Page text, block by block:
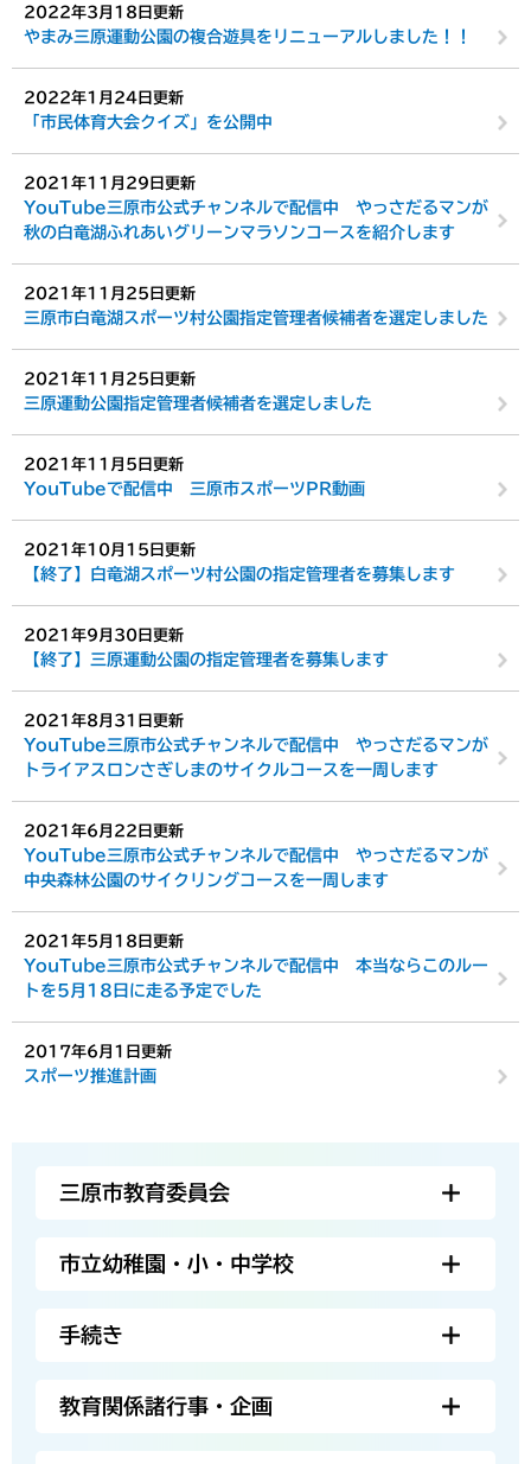
2022年3月18日更新
やまみ三原運動公園の複合遊具をリニューアルしました！！
2022年1月24日更新
「市民体育大会クイズ」を公開中
2021年11月29日更新
YouTube三原市公式チャンネルで配信中 やっさだるマンが
秋の白竜湖ふれあいグリーンマラソンコースを紹介します
2021年11月25日更新
三原市白竜湖スポーツ村公園指定管理者候補者を選定しました
2021年11月25日更新
三原運動公園指定管理者候補者を選定しました
2021年11月5日更新
YouTubeで配信中 三原市スポーツPR動画
2021年10月15日更新
【終了】白竜湖スポーツ村公園の指定管理者を募集します
2021年9月30日更新
【終了】三原運動公園の指定管理者を募集します
2021年8月31日更新
YouTube三原市公式チャンネルで配信中 やっさだるマンが
トライアスロンさぎしまのサイクルコースを一周します
2021年6月22日更新
YouTube三原市公式チャンネルで配信中 やっさだるマンが
中央森林公園のサイクリングコースを一周します
2021年5月18日更新
YouTube三原市公式チャンネルで配信中 本当ならこのルー
トを5月18日に走る予定でした
2017年6月1日更新
スポーツ推進計画
三原市教育委員会
市立幼稚園・小・中学校
手続き
教育関係諸行事・企画